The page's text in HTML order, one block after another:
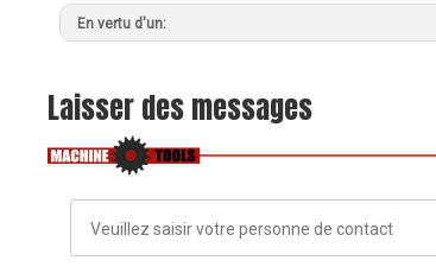
En vertu d'un:
Laisser des messages